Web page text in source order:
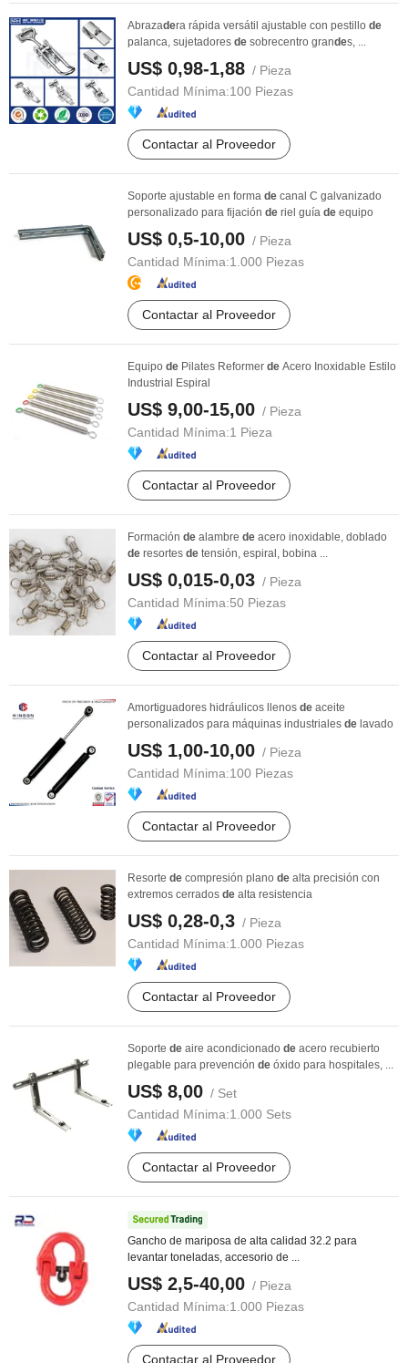
Abrazadera rápida versátil ajustable con pestillo de
palanca, sujetadores de sobrecentro grandes, ...
US$ 0,98-1,88 / Pieza
Cantidad Mínima:100 Piezas
Contactar al Proveedor
Soporte ajustable en forma de canal C galvanizado
personalizado para fijación de riel guía de equipo
US$ 0,5-10,00 / Pieza
Cantidad Mínima:1.000 Piezas
Contactar al Proveedor
Equipo de Pilates Reformer de Acero Inoxidable Estilo
Industrial Espiral
US$ 9,00-15,00 / Pieza
Cantidad Mínima:1 Pieza
Contactar al Proveedor
Formación de alambre de acero inoxidable, doblado
de resortes de tensión, espiral, bobina ...
US$ 0,015-0,03 / Pieza
Cantidad Mínima:50 Piezas
Contactar al Proveedor
Amortiguadores hidráulicos llenos de aceite
personalizados para máquinas industriales de lavado
US$ 1,00-10,00 / Pieza
Cantidad Mínima:100 Piezas
Contactar al Proveedor
Resorte de compresión plano de alta precisión con
extremos cerrados de alta resistencia
US$ 0,28-0,3 / Pieza
Cantidad Mínima:1.000 Piezas
Contactar al Proveedor
Soporte de aire acondicionado de acero recubierto
plegable para prevención de óxido para hospitales, ...
US$ 8,00 / Set
Cantidad Mínima:1.000 Sets
Contactar al Proveedor
Gancho de mariposa de alta calidad 32.2 para
levantar toneladas, accesorio de ...
US$ 2,5-40,00 / Pieza
Cantidad Mínima:1.000 Piezas
Contactar al Proveedor